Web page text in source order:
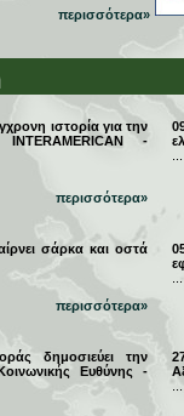
περισσότερα»
ιστορία για την
INTERAMERICAN -
περισσότερα»
σάρκα και οστά
περισσότερα»
δημοσιεύει την
Ευθύνης -